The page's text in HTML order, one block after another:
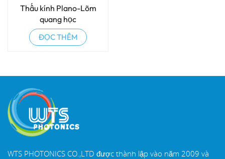
Thấu kính Plano-Lõm
quang học
ĐỌC THÊM
WTS PHOTONICS CO.,LTD được thành lập vào năm 2009 và